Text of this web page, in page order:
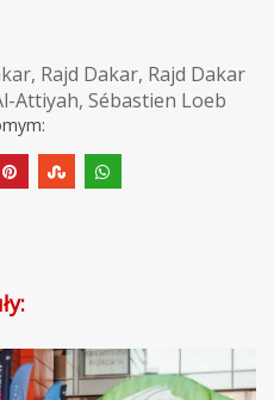
, Rajd Dakar, Rajd Dakar
Attiyah, Sébastien Loeb